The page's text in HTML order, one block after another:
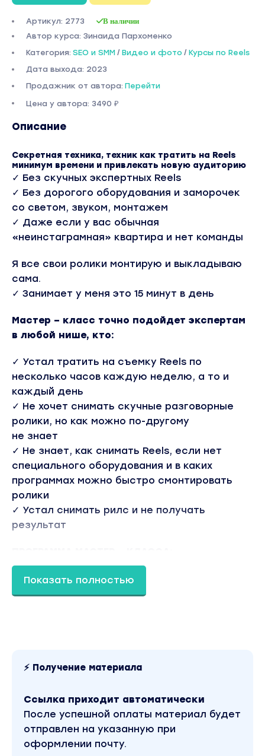
Артикул: 2773 В наличии
Автор курса: Зинаида Пархоменко
Категория: SEO и SMM / Видео и фото / Курсы по Reels
Дата выхода: 2023
Продажник от автора: Перейти
Цена у автора: 3490 ₽
Описание
Секретная техника, техник как тратить на Reels
минимум времени и привлекать новую аудиторию
✓︎ Без скучных экспертных Reels
✓︎ Без дорогого оборудования и заморочек
со светом, звуком, монтажем
✓︎ Даже если у вас обычная
«неинстаграмная» квартира и нет команды
Я все свои ролики монтирую и выкладываю
сама.
✓︎ Занимает у меня это 15 минут в день
Мастер − класс точно подойдет экспертам
в любой нише, кто:
✓︎ Устал тратить на съемку Reels по
несколько часов каждую неделю, а то и
каждый день
✓︎ Не хочет снимать скучные разговорные
ролики, но как можно по-другому
не знает
✓︎ Не знает, как снимать Reels, если нет
специального оборудования и в каких
программах можно быстро смонтировать
ролики
✓︎ Устал снимать рилс и не получать
результат
Оборудование или как снимать без него
залетающие ролики
1 млн просмотров и принес мне более 5.000
Как снимать себя на улице / в кафе
Как научить мужа всегда снимать вас
красиво. Простая пошаговая инструкция
2 видео-урока «монтаж reels за 15 мин» в
Показать полностью
⚡ Получение материала
Ссылка приходит автоматически
После успешной оплаты материал будет
отправлен на указанную при
оформлении почту.